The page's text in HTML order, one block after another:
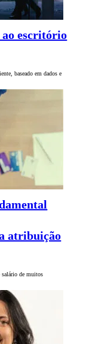
escritório
baseado em dados e
atribuição
salário de muitos